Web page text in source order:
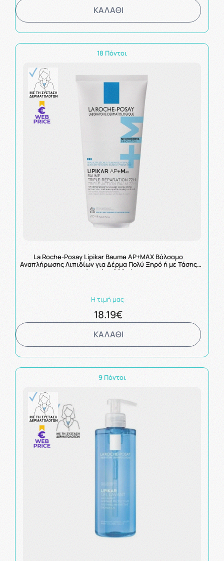
ΚΑΛΑΘΙ
18 Πόντοι
La Roche-Posay Lipikar Baume AP+MAX Βάλσαμο
Αναπλήρωσης Λιπιδίων για Δέρμα Πολύ Ξηρό ή με Τάσης
Ατοπίας 200ml
Η τιμή μας:
18.19€
ΚΑΛΑΘΙ
9 Πόντοι